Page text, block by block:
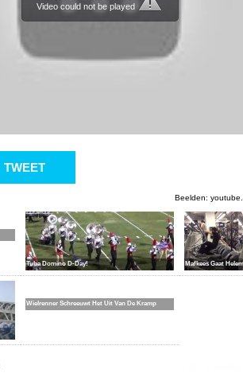
Video could not be played
TWEET
Beelden:
Tuba Domino D-Day! Mafkees Gaat
Wielrenner Schreeuwt Het Uit Van De Kramp